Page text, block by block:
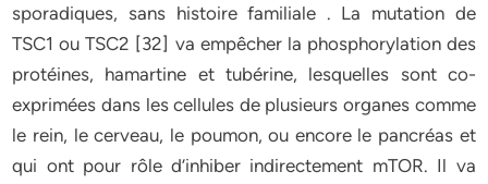
sporadiques, sans histoire familiale . La mutation de
TSC1 ou TSC2 [32] va empêcher la phosphorylation des
protéines, hamartine et tubérine, lesquelles sont co-
exprimées dans les cellules de plusieurs organes comme
le rein, le cerveau, le poumon, ou encore le pancréas et
qui ont pour rôle d’inhiber indirectement mTOR. Il va